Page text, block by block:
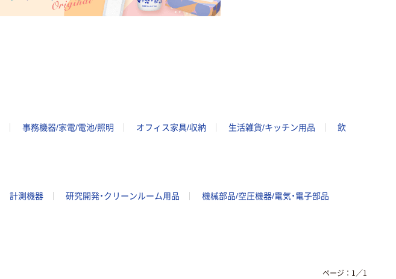
事務機器/家電/電池/照明 オフィス家具/収納 生活雑貨/キッチン用品
飲
計測機器 研究開発・クリーンルーム用品
機械部品/空圧機器/電気・電子部品
ページ： 1 ／1